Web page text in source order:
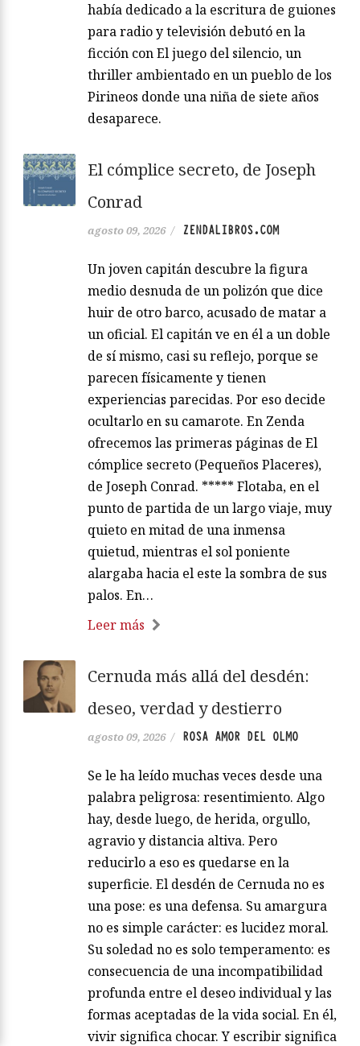
había dedicado a la escritura de guiones
para radio y televisión debutó en la
ficción con El juego del silencio, un
thriller ambientado en un pueblo de los
Pirineos donde una niña de siete años
desaparece.
El cómplice secreto, de Joseph
Conrad
agosto 09, 2026 / ZENDALIBROS.COM
Un joven capitán descubre la figura
medio desnuda de un polizón que dice
huir de otro barco, acusado de matar a
un oficial. El capitán ve en él a un doble
de sí mismo, casi su reflejo, porque se
parecen físicamente y tienen
experiencias parecidas. Por eso decide
ocultarlo en su camarote. En Zenda
ofrecemos las primeras páginas de El
cómplice secreto (Pequeños Placeres),
de Joseph Conrad. ***** Flotaba, en el
punto de partida de un largo viaje, muy
quieto en mitad de una inmensa
quietud, mientras el sol poniente
alargaba hacia el este la sombra de sus
palos. En…
Leer más
Cernuda más allá del desdén:
deseo, verdad y destierro
agosto 09, 2026 / ROSA AMOR DEL OLMO
Se le ha leído muchas veces desde una
palabra peligrosa: resentimiento. Algo
hay, desde luego, de herida, orgullo,
agravio y distancia altiva. Pero
reducirlo a eso es quedarse en la
superficie. El desdén de Cernuda no es
una pose: es una defensa. Su amargura
no es simple carácter: es lucidez moral.
Su soledad no es solo temperamento: es
consecuencia de una incompatibilidad
profunda entre el deseo individual y las
formas aceptadas de la vida social. En él,
vivir significa chocar. Y escribir significa